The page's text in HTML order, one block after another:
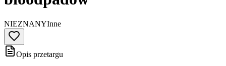
NIEZNANYInne
Opis przetargu